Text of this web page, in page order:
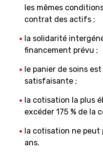
les mêmes
contrat des actifs ;
la solidarité
financement prévu ;
le panier de soins
satisfaisante ;
la cotisation la plus
excéder 175 % de la
la cotisation ne peut
ans.